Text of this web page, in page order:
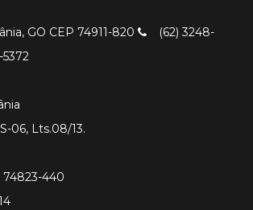
GO CEP 74911-820
(62) 3248-
06, Lts.08/13.
74823-440